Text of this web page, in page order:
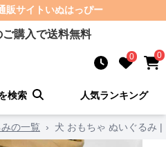
販サイト いぬはっぴー
ご購入で送料無料
0 0
検索 人気ランキング
の一覧 › 犬 おもちゃ ぬいぐるみ |